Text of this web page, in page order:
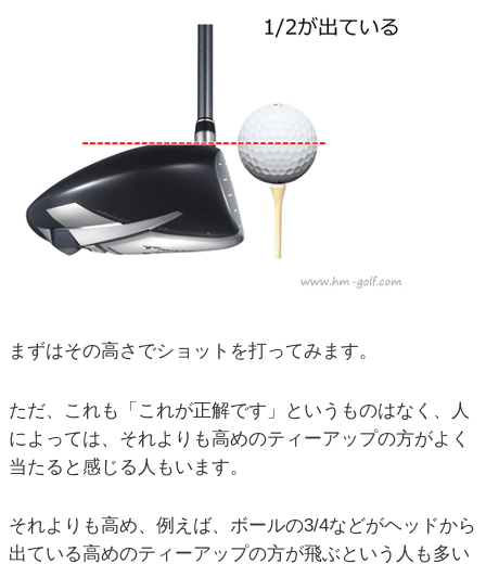
まずはその高さでショットを打ってみます。
ただ、これも「これが正解です」というものはなく、人
によっては、それよりも高めのティーアップの方がよく
当たると感じる人もいます。
それよりも高め、例えば、ボールの3/4などがヘッドから
出ている高めのティーアップの方が飛ぶという人も多い